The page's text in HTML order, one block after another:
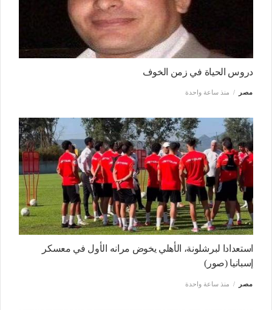
دروس الحياة في زمن الخوف
مصر منذ ساعة واحدة
استعدادا لبرشلونة، الأهلي يخوض مرانه الأول في معسكر
إسبانيا (صور)
مصر منذ ساعة واحدة